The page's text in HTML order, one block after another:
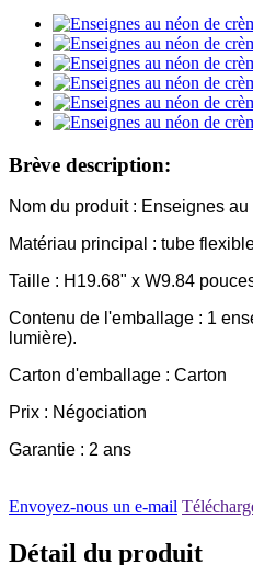
Brève description:
Nom du produit : Enseignes
Matériau principal : tube
Taille : H19.68" x W9.84
Contenu de l'emballage : 1
lumière).
Carton d'emballage : Carton
Prix ​​: Négociation
Garantie : 2 ans
Envoyez-nous un e-mail
Détail du produit